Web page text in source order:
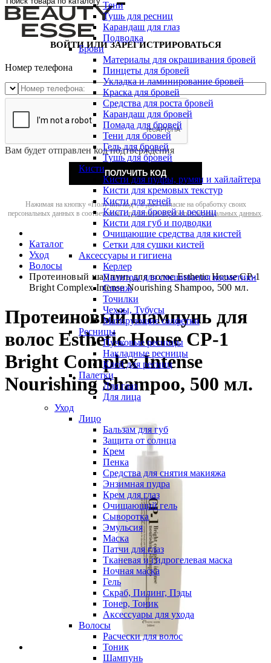
Тени
Тушь для ресниц
Карандаш для глаз
Подводка
Брови
Материалы для окрашивания бровей
Пинцеты для бровей
Укладка и ламинирование бровей
Краска для бровей
Средства для роста бровей
Карандаш для бровей
Помада для бровей
Тени для бровей
Гель для бровей
Тушь для бровей
Кисти
Кисти для пудры, румян и хайлайтера
Кисти для кремовых текстур
Кисти для теней
Кисти для бровей и ресниц
Кисти для губ и подводки
Очищающие средства для кистей
Сетки для сушки кистей
Аксессуары и гигиена
Керлер
Палитры для смешивания косметики
Спонж
Точилки
Чехлы, Тубусы
Матирующие салфетки
Ресницы
Пучковые ресницы
Накладные ресницы
Клей для ресниц
Палетки
Для глаз
Для лица
Уход
Лицо
Бальзам для губ
Защита от солнца
Крем
Пенка
Средства для снятия макияжа
Энзимная пудра
Крем для глаз
Очищающий гель
Сыворотка
Эмульсия
Маска
Патчи для глаз
Тканевая и гидрогелевая маска
Ночная маска
Гель
Скраб, Пилинг, Пэды
Тонер, Тоник
Аксессуары для ухода
Волосы
Расчески для волос
Тоник
Шампунь
ВОЙТИ ИЛИ ЗАРЕГИСТРИРОВАТЬСЯ
Номер телефона
Вам будет отправлен код подтверждения
ПОЛУЧИТЬ КОД
Нажимая на кнопку «Получить код», я даю согласие на обработку своих
персональных данных в соответствии сполитикой обработки персональных данных.
Каталог
Уход
Волосы
Протеиновый шампунь для волос Esthetic House CP-1
Bright Complex Intense Nourishing Shampoo, 500 мл.
Протеиновый шампунь для
волос Esthetic House CP-1
Bright Complex Intense
Nourishing Shampoo, 500 мл.